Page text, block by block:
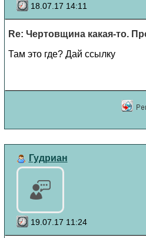
18.07.17 14:11
Re: Чертовщина какая-то.
Там это где? Дай ссылку
Гудриан
19.07.17 11:24